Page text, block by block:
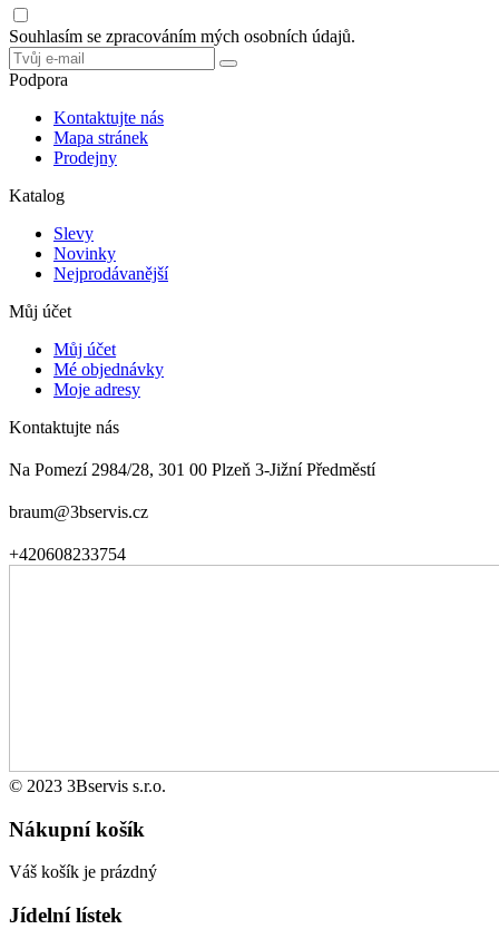
Souhlasím se zpracováním mých osobních údajů.
Podpora
Kontaktujte nás
Mapa stránek
Prodejny
Katalog
Slevy
Novinky
Nejprodávanější
Můj účet
Můj účet
Mé objednávky
Moje adresy
Kontaktujte nás
Na Pomezí 2984/28, 301 00 Plzeň 3-Jižní Předměstí
braum@3bservis.cz
+420608233754
© 2023 3Bservis s.r.o.
Nákupní košík
Váš košík je prázdný
Jídelní lístek